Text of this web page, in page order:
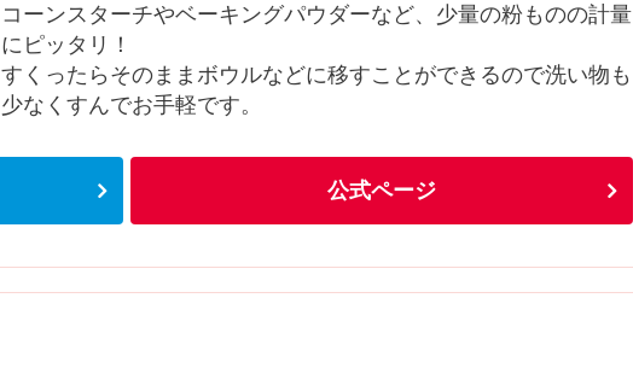
コーンスターチやベーキングパウダーなど、少量の粉ものの計量
にピッタリ！
すくったらそのままボウルなどに移すことができるので洗い物も
少なくすんでお手軽です。
公式ページ